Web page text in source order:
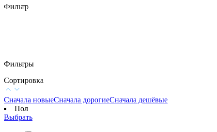
Фильтр
Фильтры
Сортировка
Сначала новыеСначала дорогиеСначала дешёвые
Пол
Выбрать